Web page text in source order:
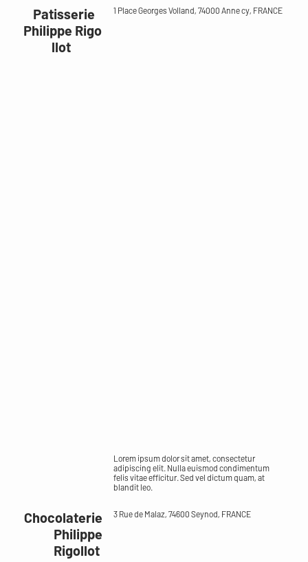
Patisserie
Philippe Rigo
llot
1 Place Georges Volland, 74000 Anne cy, FRANCE
Lorem ipsum dolor sit amet, consectetur
adipiscing elit. Nulla euismod condimentum
felis vitae efficitur. Sed vel dictum quam, at
blandit leo.
Chocolaterie
Philippe
Rigollot
3 Rue de Malaz, 74600 Seynod, FRANCE